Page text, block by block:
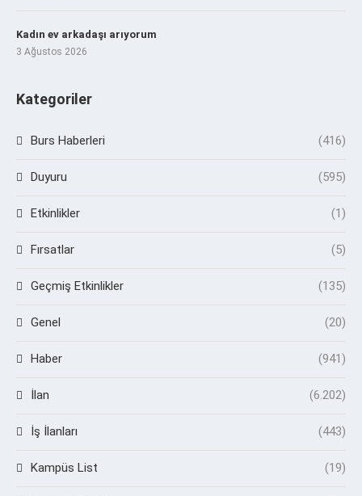
Kadın ev arkadaşı arıyorum
3 Ağustos 2026
Kategoriler
Burs Haberleri (416)
Duyuru (595)
Etkinlikler (1)
Fırsatlar (5)
Geçmiş Etkinlikler (135)
Genel (20)
Haber (941)
İlan (6.202)
İş İlanları (443)
Kampüs List (19)